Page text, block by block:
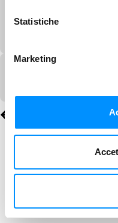
Statistiche
Marketing